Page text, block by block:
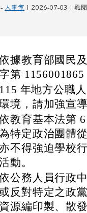
- 人事室 | 2026-07-03 | 點閱
據教育部國民
第 1156001865
115 年地方公職
境，請加強宣
教育基本法第
特定政治團體
不得強迫學校
動。
公務人員行政
反對特定之政
資源編印製、散